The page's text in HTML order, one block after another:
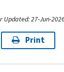
Updated: 27-Jun-
Print